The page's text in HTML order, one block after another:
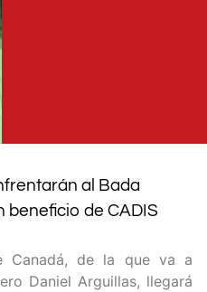
al Bada
beneficio de CADIS
Canadá, de la que va a
Daniel Arguillas, llegará